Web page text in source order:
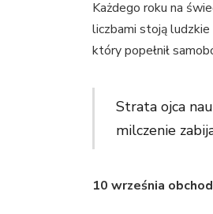
Każdego roku na
liczbami stoją ludzkie
który popełnił
Strata ojca
milczenie
10 września